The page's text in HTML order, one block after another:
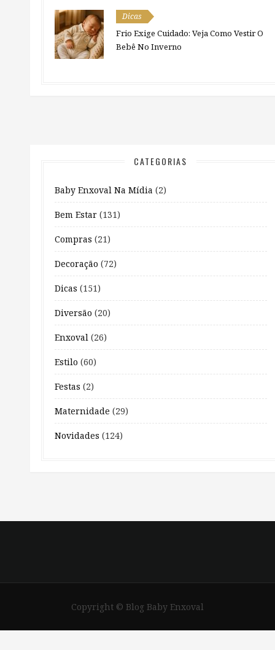
Dicas
Frio Exige Cuidado: Veja Como Vestir O
Bebê No Inverno
CATEGORIAS
Baby Enxoval Na Mídia (2)
Bem Estar (131)
Compras (21)
Decoração (72)
Dicas (151)
Diversão (20)
Enxoval (26)
Estilo (60)
Festas (2)
Maternidade (29)
Novidades (124)
Copyright © Blog Baby Enxoval